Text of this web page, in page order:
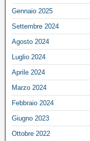
Gennaio 2025
Settembre 2024
Agosto 2024
Luglio 2024
Aprile 2024
Marzo 2024
Febbraio 2024
Giugno 2023
Ottobre 2022